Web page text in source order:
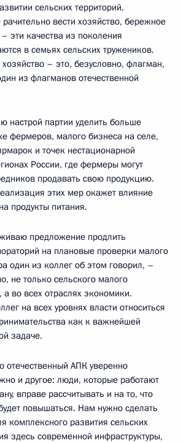
сельских территорий.
вести хозяйство, бережное
эти качества из поколения
в семьях сельских тружеников.
– это, безусловно, флагман,
из флагманов отечественной
настрой партии уделить больше
фермеров, малого бизнеса на селе,
и точек нестационарной
России, где фермеры могут
продавать свою продукцию.
этих мер окажет влияние
продукты питания.
предложение продлить
на плановые проверки малого
один из коллег об этом говорил, –
не только сельского малого
а во всех отраслях экономики.
на всех уровнях власти относиться
как к важнейшей
задаче.
отечественный АПК уверенно
и другое: люди, которые работают
вправе рассчитывать и на то, что
повышаться. Нам нужно сделать
комплексного развития сельских
здесь современной инфраструктуры,